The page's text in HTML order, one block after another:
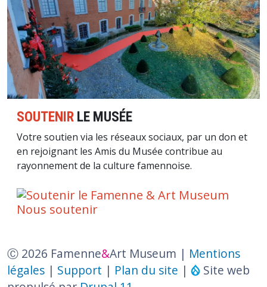
SOUTENIR LE MUSÉE
Votre soutien via les réseaux sociaux, par un don et
en rejoignant les Amis du Musée contribue au
rayonnement de la culture famennoise.
Nous soutenir
Ⓒ 2026 Famenne&Art Museum | Mentions
légales | Support | Plan du site |
Site web